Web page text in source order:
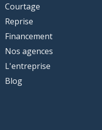
Courtage
Reprise
Financement
Nos agences
L'entreprise
Blog